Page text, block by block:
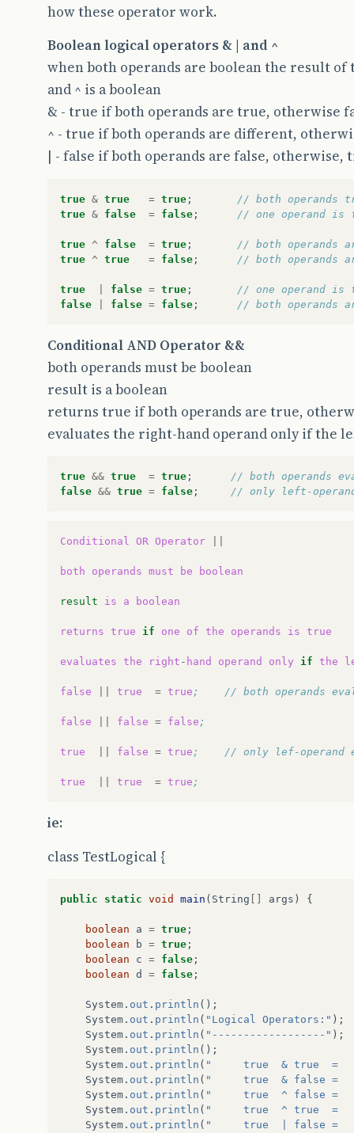
how these operator work.
Boolean logical operators & | and ^
when both operands are boolean the result
and ^ is a boolean
& - true if both operands are true, otherwise
^ - true if both operands are different,
| - false if both operands are false, otherwise,
true & true = true ;
// both operands
true & false = false ; // one operand
true ^ false = true ;
// both operands
true ^ true = false ; // both operands
true false = true ;
// one operand is
false
false = false ; // both operands
Conditional AND Operator &&
both operands must be boolean
result is a boolean
returns true if both operands are true,
evaluates the right-hand operand only if the
true && true = true ;
// both operands
false && true = false ; // only left-
Conditional OR Operator
both operands must be boolean
result is a boolean
returns true if one of the operands is true
evaluates the right - hand operand only if the
false true = true ;    // both operands
false false = false ;
true false = true ;    // only lef-operand
true true = true ;
ie:
class TestLogical {
public static void main ( String args ) {
boolean a = true ;
boolean
b = true ;
boolean
c = false ;
boolean d = false ;
System . out . println ();
System . out . println ( "Logical Operators:" );
System . out . println ( "------------------" );
System . out . println ();
System . out . println (
System . out . println (
System . out . println (
System . out . println (
System . out . println (